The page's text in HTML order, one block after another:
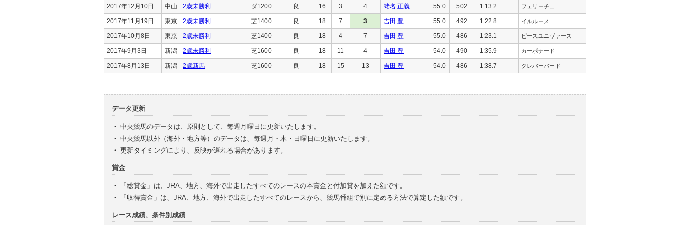
2017年12月10日 中山 2歳未勝利 ダ1200 良 16 3 4 蛯名 正義 55.0 502 1:13.2 フェリーチェ
2017年11月19日 東京 2歳未勝利 芝1400 良 18 7 3 吉田 豊 55.0 492 1:22.8 イルルーメ
2017年10月8日 東京 2歳未勝利 芝1400 良 18 4 7 吉田 豊 55.0 486 1:23.1 ピースユニヴァース
2017年9月3日 新潟 2歳未勝利 芝1600 良 18 11 4 吉田 豊 54.0 490 1:35.9 カーボナード
2017年8月13日 新潟 2歳新馬 芝1600 良 18 15 13 吉田 豊 54.0 486 1:38.7 クレバーバード
データ更新
・ 中央競馬のデータは、原則として、毎週月曜日に更新いたします。
・ 中央競馬以外（海外・地方等）のデータは、毎週月・木・日曜日に更新いたします。
・ 更新タイミングにより、反映が遅れる場合があります。
賞金
・
「総賞金」は、JRA、地方、海外で出走したすべてのレースの本賞金と付加賞を加えた額です。
・
「収得賞金」は、JRA、地方、海外で出走したすべてのレースから、競馬番組で別に定める方法で算定した額です。
レース成績、条件別成績